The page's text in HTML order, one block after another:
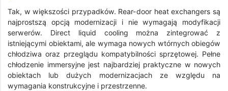
Tak, w większości przypadków. Rear-door heat exchangers są
najprostszą opcją modernizacji i nie wymagają modyfikacji
serwerów. Direct liquid cooling można zintegrować z
istniejącymi obiektami, ale wymaga nowych wtórnych obiegów
chłodziwa oraz przeglądu kompatybilności sprzętowej. Pełne
chłodzenie immersyjne jest najbardziej praktyczne w nowych
obiektach lub dużych modernizacjach ze względu na
wymagania konstrukcyjne i przestrzenne.